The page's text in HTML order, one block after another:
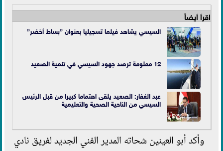
اقرأ أيضاً
السيسي يشاهد فيلما تسجيليا بعنوان ”بساط أخضر”
12 معلومة ترصد جهود السيسي في تنمية الصعيد
عبد الغفار: الصعيد يلقى اهتماما كبيرا من قبل الرئيس
السيسي من الناحية الصحية والتعليمية
وأكد أبو العينين شحاته المدير الفني الجديد لفريق نادي